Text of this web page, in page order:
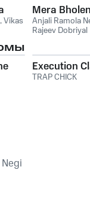
,Vikas
Mera
Anjali Ramola
Rajeev Dobriyal
Execution
TRAP CHICK